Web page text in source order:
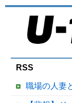
RSS
職場の人妻